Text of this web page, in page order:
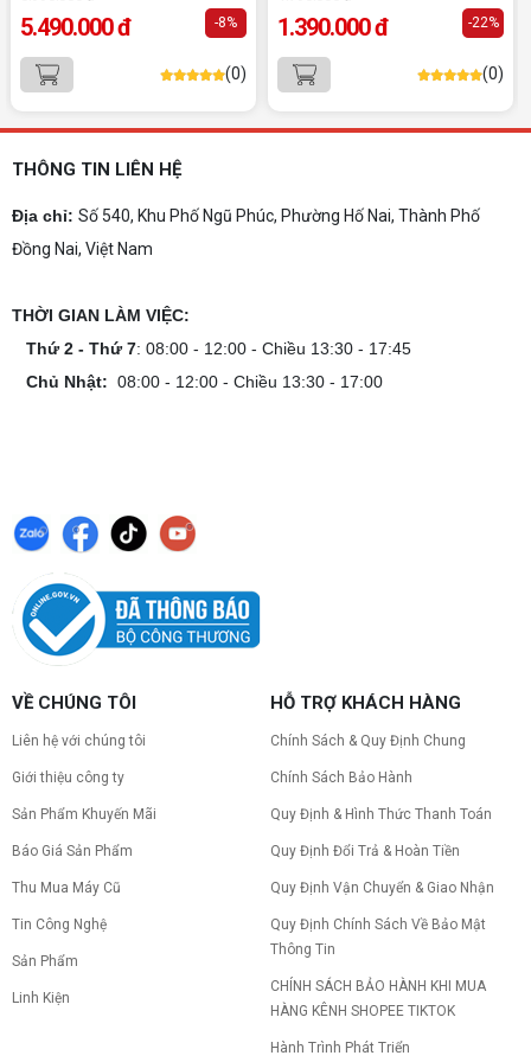
Dịch vụ build PC đồ họa tại Đồng Nai theo
yêu cầu, giá tốt, uy tín
Dịch vụ build PC đồ họa tại Đồng Nai theo yêu
cầu uy tín, tối ưu cấu hình xử lý 3D và dựng video
mượt mà. Đăng ký nhận tư vấn và báo giá chi tiết
ngay.
2026 theo ngân sách và ngành học: tiêu chí
chọn, cấu hình nên có và cách kiểm tra máy
hình mạnh, tối ưu chi phí, test máy tại chỗ. Khám
game mượt mà!
Cách kiểm tra tương thích linh kiện PC
Hướng dẫn kiểm tra tương thích linh kiện PC trước
khi build: socket CPU mainboard, chuẩn RAM,
nguồn cho VGA và kích thước case. Có checklist
Nâng cấp PC nên ưu tiên nâng gì trước ?
tăng hiệu năng tối đa? Xem ngay thứ tự ưu tiên
PC gaming nóng quạt kêu to: Nguyên
nhân và Cách khắc phục
máy giật lag, giảm tuổi thọ? Tìm hiểu ngay
hoạt động êm ái.
CPU AMD Ryzen 7 7700X3D full box mới
ra mắt: Nhanh, Mạnh, Giá tốt
CPU AMD Ryzen 7 7700X3D chính thức ra mắt
hiệu năng chơi game vượt trội. Khám phá chi tiết
5.490.000 đ -8%
(0)
1.390.000 đ -22%
(0)
THÔNG TIN LIÊN HỆ
Địa chỉ: Số 540, Khu Phố Ngũ Phúc, Phường Hố Nai, Thành Phố
Đồng Nai, Việt Nam
THỜI GIAN LÀM VIỆC:
Thứ 2 - Thứ 7: 08:00 - 12:00 - Chiều 13:30 - 17:45
Chủ Nhật: 08:00 - 12:00 - Chiều 13:30 - 17:00
VỀ CHÚNG TÔI
Liên hệ với chúng tôi
Giới thiệu công ty
Sản Phẩm Khuyến Mãi
Báo Giá Sản Phẩm
Thu Mua Máy Cũ
Tin Công Nghệ
Sản Phẩm
Linh Kiện
HỖ TRỢ KHÁCH HÀNG
Chính Sách & Quy Định Chung
Chính Sách Bảo Hành
Quy Định & Hình Thức Thanh Toán
Quy Định Đổi Trả & Hoàn Tiền
Quy Định Vận Chuyển & Giao Nhận
Quy Định Chính Sách Về Bảo Mật
Thông Tin
CHÍNH SÁCH BẢO HÀNH KHI MUA
HÀNG KÊNH SHOPEE TIKTOK
Hành Trình Phát Triển